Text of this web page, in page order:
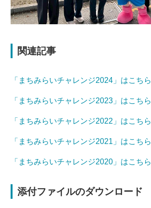
関連記事
「まちみらいチャレンジ2024」はこちら
「まちみらいチャレンジ2023」はこちら
「まちみらいチャレンジ2022」はこちら
「まちみらいチャレンジ2021」はこちら
「まちみらいチャレンジ2020」はこちら
添付ファイルのダウンロード